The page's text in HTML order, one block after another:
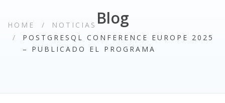
Blog
HOME
NOTICIAS
POSTGRESQL CONFERENCE EUROPE 2025
– PUBLICADO EL PROGRAMA